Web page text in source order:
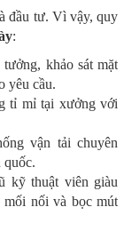
đầu tư. Vì vậy, quy
:
khảo sát mặt
yêu cầu.
tỉ mỉ tại xưởng với
vận tải chuyên
quốc.
kỹ thuật viên giàu
mối nối và bọc mút